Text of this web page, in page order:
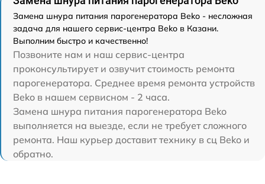
Замена шнура питания парогенератора Beko - несложная
задача для нашего сервис-центра Beko в Казани.
Выполним быстро и качественно!
Позвоните нам и наш сервис-центра
проконсультирует и озвучит стоимость ремонта
парогенератора. Среднее время ремонта устройств
Beko в нашем сервисном - 2 часа.
Замена шнура питания парогенератора Beko
выполняется на выезде, если не требует сложного
ремонта. Наш курьер доставит технику в сц Beko и
обратно.